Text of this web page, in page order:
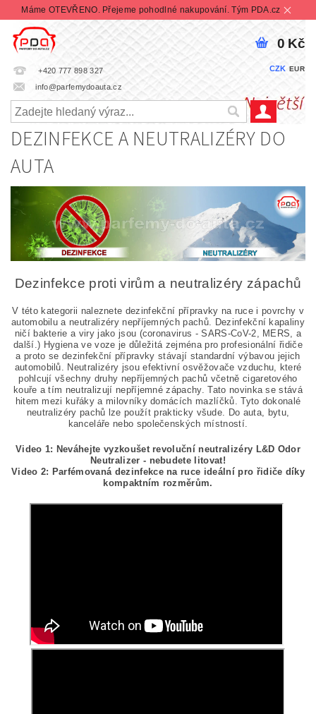
Máme OTEVŘENO. Přejeme pohodlné nakupování. Tým PDA.cz
+420 777 898 327
info@parfemydoauta.cz
CZK EUR
0 Kč
DEZINFEKCE A NEUTRALIZÉRY DO
AUTA
Dezinfekce proti virům a neutralizéry zápachů
V této kategorii naleznete dezinfekční přípravky na ruce i povrchy v
automobilu a neutralizéry nepříjemných pachů. Dezinfekční kapaliny
ničí bakterie a viry jako jsou (coronavirus - SARS-CoV-2, MERS, a
další.) Hygiena ve voze je důležitá zejména pro profesionální řidiče
a proto se dezinfekční přípravky stávají standardní výbavou jejich
automobilů. Neutralizéry jsou efektivní osvěžovače vzduchu, které
pohlcují všechny druhy nepříjemných pachů včetně cigaretového
kouře a tím neutralizují nepříjemné zápachy. Tato novinka se stává
hitem mezi kuřáky a milovníky domácích mazlíčků. Tyto dokonalé
neutralizéry pachů lze použít prakticky všude. Do auta, bytu,
kanceláře nebo společenských místností.
Video 1: Neváhejte vyzkoušet revoluční neutralizéry L&D Odor
Neutralizer - nebudete litovat!
Video 2: Parfémovaná dezinfekce na ruce ideální pro řidiče díky
kompaktním rozměrům.